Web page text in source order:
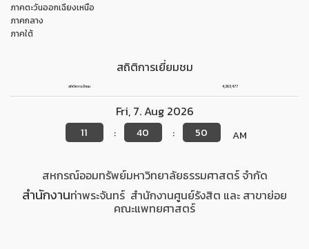
ภาคตะวันออกเฉียงเหนือ
ภาคกลาง
ภาคใต้
สถิติการเยี่ยมชม
สถิติการเข้าชม 4,263,477
Fri, 7. Aug 2026
11 : 40 : 50 AM
สหกรณ์ออมทรัพย์มหาวิทยาลัยธรรมศาสตร์ จำกัด
สำนักงานท่าพระจันทร์ สำนักงานศูนย์รังสิต และ สาขาย่อย
คณะแพทยศาสตร์